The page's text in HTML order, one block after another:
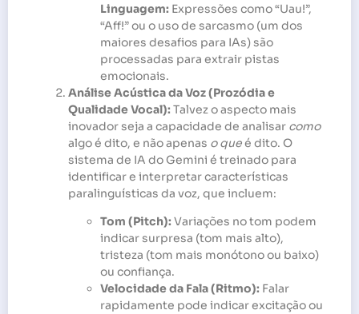
Linguagem: Expressões como “Uau!”,
“Aff!” ou o uso de sarcasmo (um dos
maiores desafios para IAs) são
processadas para extrair pistas
emocionais.
Análise Acústica da Voz (Prozódia e
Qualidade Vocal): Talvez o aspecto mais
inovador seja a capacidade de analisar como
algo é dito, e não apenas o queé dito. O
sistema de IA do Gemini é treinado para
identificar e interpretar características
paralinguísticas da voz, que incluem:
Tom (Pitch): Variações no tom podem
indicar surpresa (tom mais alto),
tristeza (tom mais monótono ou baixo)
ou confiança.
Velocidade da Fala (Ritmo): Falar
rapidamente pode indicar excitação ou